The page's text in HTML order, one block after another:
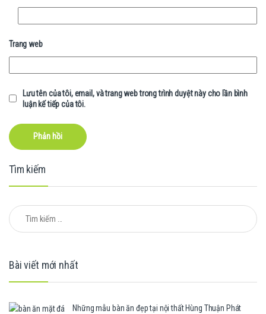
Trang web
Lưu tên của tôi, email, và trang web trong trình duyệt này cho lần bình
luận kế tiếp của tôi.
Tìm kiếm
Tìm kiếm cho:
Bài viết mới nhất
Những mẫu bàn ăn đẹp tại nội thất Hùng Thuận Phát